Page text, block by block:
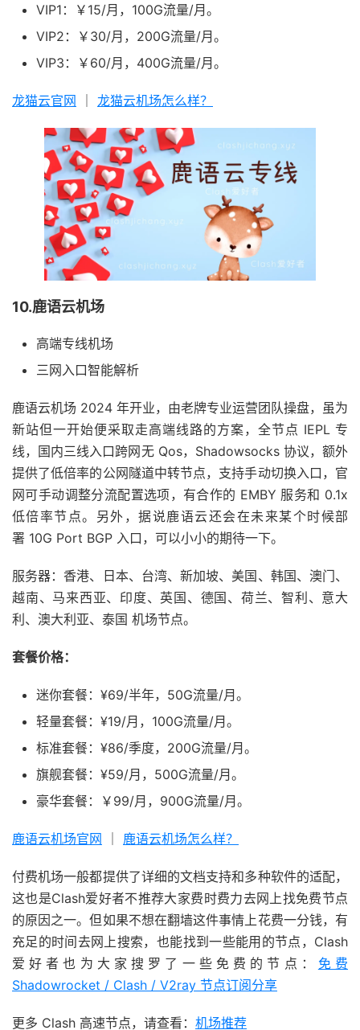
VIP1：￥15/月，100G流量/月。
VIP2：￥30/月，200G流量/月。
VIP3：￥60/月，400G流量/月。
龙猫云官网 龙猫云机场怎么样？
10.鹿语云机场
高端专线机场
三网入口智能解析
鹿语云机场 2024 年开业，由老牌专业运营团队操盘，虽为
新站但一开始便采取走高端线路的方案，全节点 IEPL 专
线，国内三线入口跨网无 Qos，Shadowsocks 协议，额外
提供了低倍率的公网隧道中转节点，支持手动切换入口，官
网可手动调整分流配置选项，有合作的 EMBY 服务和 0.1x
低倍率节点。另外，据说鹿语云还会在未来某个时候部
署 10G Port BGP 入口，可以小小的期待一下。
服务器：香港、日本、台湾、新加坡、美国、韩国、澳门、
越南、马来西亚、印度、英国、德国、荷兰、智利、意大
利、澳大利亚、泰国 机场节点。
套餐价格：
迷你套餐：¥69/半年，50G流量/月。
轻量套餐：¥19/月，100G流量/月。
标准套餐：¥86/季度，200G流量/月。
旗舰套餐：¥59/月，500G流量/月。
豪华套餐：￥99/月，900G流量/月。
鹿语云机场官网 鹿语云机场怎么样？
付费机场一般都提供了详细的文档支持和多种软件的适配，
这也是Clash爱好者不推荐大家费时费力去网上找免费节点
的原因之一。但如果不想在翻墙这件事情上花费一分钱，有
充足的时间去网上搜索，也能找到一些能用的节点，Clash
爱好者也为大家搜罗了一些免费的节点： 免费
Shadowrocket / Clash / V2ray 节点订阅分享
更多 Clash 高速节点，请查看： 机场推荐